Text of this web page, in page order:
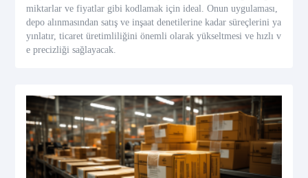
miktarlar ve fiyatlar gibi kodlamak için ideal. Onun uygulaması,
depo alınmasından satış ve inşaat denetilerine kadar süreçlerini ya
yınlatır, ticaret üretimliliğini önemli olarak yükseltmesi ve hızlı v
e precizliği sağlayacak.